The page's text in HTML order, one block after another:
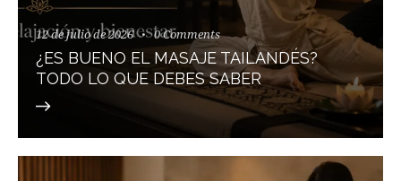
12 de julio de 2026 0 Comments
¿ES BUENO EL MASAJE TAILANDÉS?
TODO LO QUE DEBES SABER